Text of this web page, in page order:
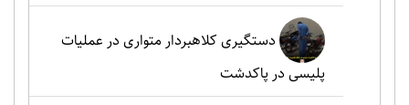
دستگیری کلاهبردار متواری در عملیات
پلیسی در پاکدشت